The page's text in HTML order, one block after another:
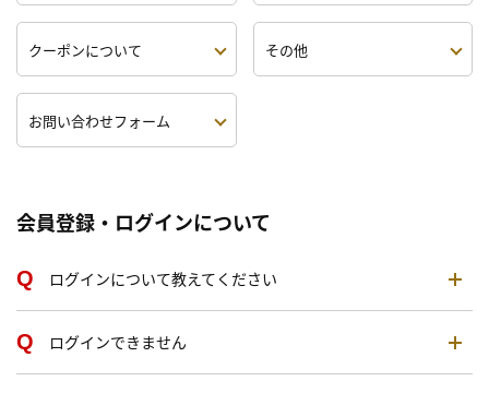
クーポンについて その他
お問い合わせフォーム
会員登録・ログインについて
ログインについて教えてください
ログインできません